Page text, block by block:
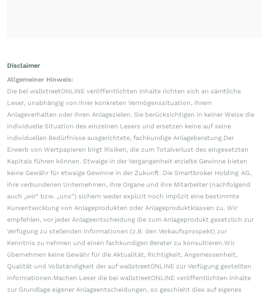
Disclaimer
Allgemeiner Hinweis:
Die bei wallstreetONLINE veröffentlichten Inhalte richten sich an sämtliche
Leser, unabhängig von ihrer konkreten Vermögenssituation, ihrem
Anlageverhalten oder ihren Anlagezielen. Sie berücksichtigen in keiner Weise die
individuelle Situation des einzelnen Lesers und ersetzen keine auf seine
individuellen Bedürfnisse ausgerichtete, fachkundige Anlageberatung.Der
Erwerb von Wertpapieren birgt Risiken, die zum Totalverlust des eingesetzten
Kapitals führen können. Etwaige in der Vergangenheit erzielte Gewinne bieten
keine Gewähr für etwaige Gewinne in der Zukunft. Die Smartbroker Holding AG,
ihre verbundenen Unternehmen, ihre Organe und ihre Mitarbeiter (nachfolgend
auch „wir“ bzw. „uns“) sichern weder explizit noch implizit eine bestimmte
Kursentwicklung von Anlageprodukten oder Anlageproduktklassen zu. Wir
empfehlen, vor jeder Anlageentscheidung die zum Anlageprodukt gesetzlich zur
Verfügung zu stellenden Informationen (z.B. den Verkaufsprospekt) zur
Kenntnis zu nehmen und einen fachkundigen Berater zu konsultieren.Wir
übernehmen keine Gewähr für die Aktualität, Richtigkeit, Angemessenheit,
Qualität und Vollständigkeit der auf wallstreetONLINE zur Verfügung gestellten
Informationen.Machen Leser die bei wallstreetONLINE veröffentlichten Inhalte
zur Grundlage eigener Anlageentscheidungen, so geschieht dies auf eigenes